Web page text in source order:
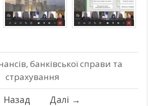
банківської справи та
страхування
Назад Далі →